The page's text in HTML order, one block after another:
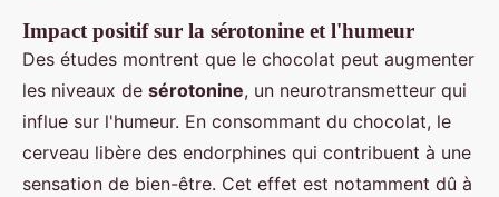
Impact positif sur la sérotonine et l'humeur
Des études montrent que le chocolat peut augmenter
les niveaux de sérotonine, un neurotransmetteur qui
influe sur l'humeur. En consommant du chocolat, le
cerveau libère des endorphines qui contribuent à une
sensation de bien-être. Cet effet est notamment dû à